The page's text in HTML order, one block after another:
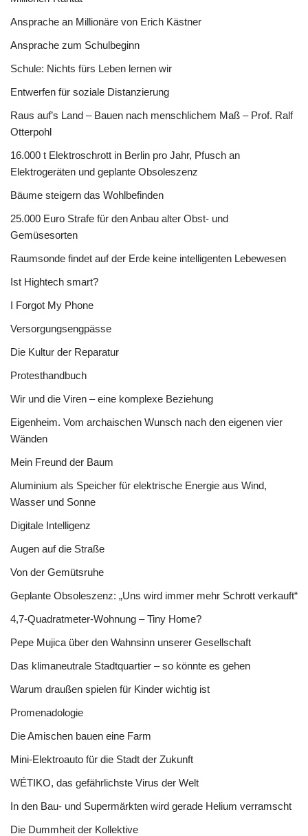
Ansprache an Millionäre von Erich Kästner
Ansprache zum Schulbeginn
Schule: Nichts fürs Leben lernen wir
Entwerfen für soziale Distanzierung
Raus auf’s Land – Bauen nach menschlichem Maß – Prof. Ralf
Otterpohl
16.000 t Elektroschrott in Berlin pro Jahr, Pfusch an
Elektrogeräten und geplante Obsoleszenz
Bäume steigern das Wohlbefinden
25.000 Euro Strafe für den Anbau alter Obst- und
Gemüsesorten
Raumsonde findet auf der Erde keine intelligenten Lebewesen
Ist Hightech smart?
I Forgot My Phone
Versorgungsengpässe
Die Kultur der Reparatur
Protesthandbuch
Wir und die Viren – eine komplexe Beziehung
Eigenheim. Vom archaischen Wunsch nach den eigenen vier
Wänden
Mein Freund der Baum
Aluminium als Speicher für elektrische Energie aus Wind,
Wasser und Sonne
Digitale Intelligenz
Augen auf die Straße
Von der Gemütsruhe
Geplante Obsoleszenz: „Uns wird immer mehr Schrott verkauft“
4,7-Quadratmeter-Wohnung – Tiny Home?
Pepe Mujica über den Wahnsinn unserer Gesellschaft
Das klimaneutrale Stadtquartier – so könnte es gehen
Warum draußen spielen für Kinder wichtig ist
Promenadologie
Die Amischen bauen eine Farm
Mini-Elektroauto für die Stadt der Zukunft
WÉTIKO, das gefährlichste Virus der Welt
In den Bau- und Supermärkten wird gerade Helium verramscht
Die Dummheit der Kollektive